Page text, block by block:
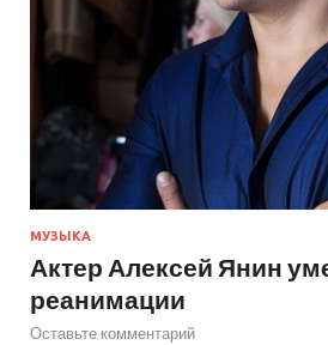
МУЗЫКА
Актер Алексей Янин
реанимации
Оставьте комментарий